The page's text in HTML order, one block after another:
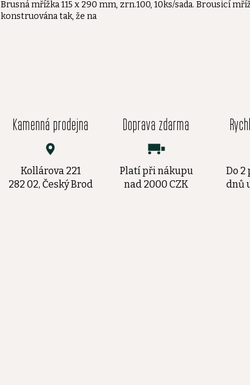
Brusná mřížka 115 x 290 mm, zrn.100, 10ks/sada. Brousicí
konstruována tak, že na
Kamenná prodejna
Kollárova 221
282 02, Český Brod
Doprava zdarma
Platí při nákupu
nad 2000 CZK
Do 2
dnů